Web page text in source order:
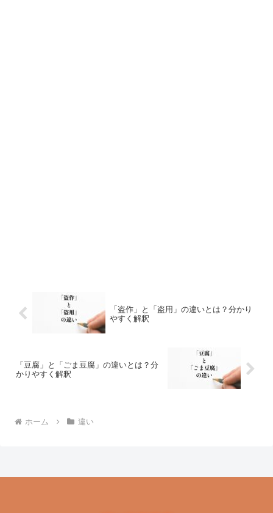
「盗作」と「盗用」の違いとは？分かり
やすく解釈
「豆腐」と「ごま豆腐」の違いとは？分
かりやすく解釈
ホーム 違い